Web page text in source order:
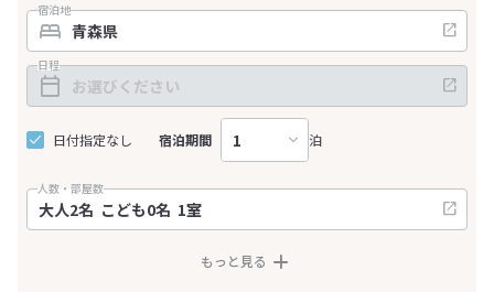
宿泊地
日程
日付指定なし 宿泊期間 泊
人数・部屋数
もっと見る